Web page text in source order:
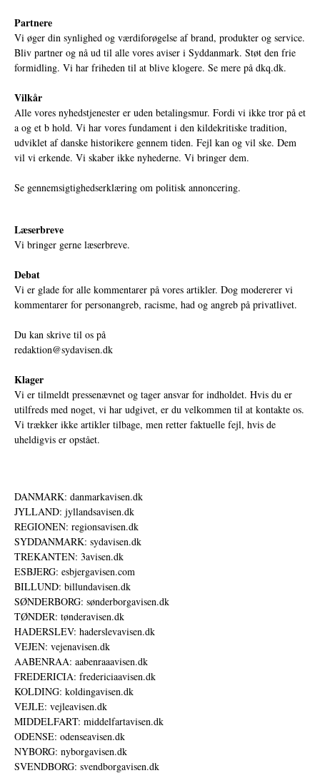
Partnere
Vi øger din synlighed og værdiforøgelse af brand, produkter og service.
Bliv partner og nå ud til alle vores aviser i Syddanmark. Støt den frie
formidling. Vi har friheden til at blive klogere. Se mere på dkq.dk.
Vilkår
Alle vores nyhedstjenester er uden betalingsmur. Fordi vi ikke tror på et
a og et b hold. Vi har vores fundament i den kildekritiske tradition,
udviklet af danske historikere gennem tiden. Fejl kan og vil ske. Dem
vil vi erkende. Vi skaber ikke nyhederne. Vi bringer dem.
Se gennemsigtighedserklæring om politisk annoncering.
Læserbreve
Vi bringer gerne læserbreve.
Debat
Vi er glade for alle kommentarer på vores artikler. Dog modererer vi
kommentarer for personangreb, racisme, had og angreb på privatlivet.
Du kan skrive til os på
redaktion@sydavisen.dk
Klager
Vi er tilmeldt pressenævnet og tager ansvar for indholdet. Hvis du er
utilfreds med noget, vi har udgivet, er du velkommen til at kontakte os.
Vi trækker ikke artikler tilbage, men retter faktuelle fejl, hvis de
uheldigvis er opstået.
DANMARK: danmarkavisen.dk
JYLLAND: jyllandsavisen.dk
REGIONEN: regionsavisen.dk
SYDDANMARK: sydavisen.dk
TREKANTEN: 3avisen.dk
ESBJERG: esbjergavisen.com
BILLUND: billundavisen.dk
SØNDERBORG: sønderborgavisen.dk
TØNDER: tønderavisen.dk
HADERSLEV: haderslevavisen.dk
VEJEN: vejenavisen.dk
AABENRAA: aabenraaavisen.dk
FREDERICIA: fredericiaavisen.dk
KOLDING: koldingavisen.dk
VEJLE: vejleavisen.dk
MIDDELFART: middelfartavisen.dk
ODENSE: odenseavisen.dk
NYBORG: nyborgavisen.dk
SVENDBORG: svendborgavisen.dk